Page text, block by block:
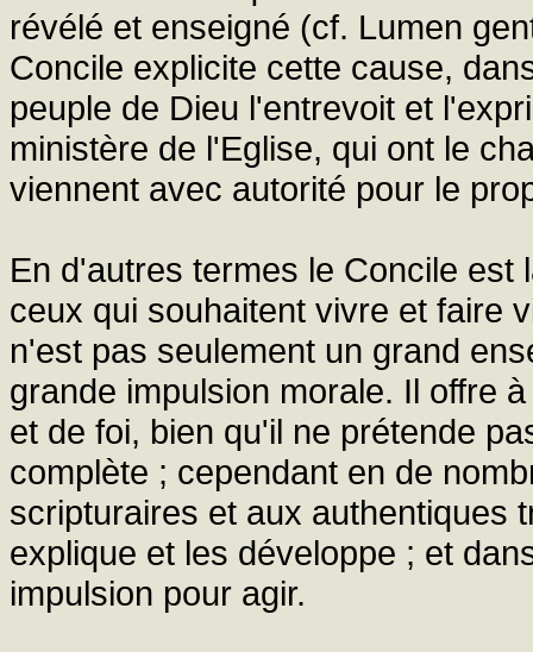
révélé et enseigné (cf. Lumen
Concile explicite cette cause,
peuple de Dieu l'entrevoit et
ministère de l'Eglise, qui ont le
viennent avec autorité pour le
En d'autres termes le Concile
ceux qui souhaitent vivre et faire
n'est pas seulement un grand
grande impulsion morale. Il offre
et de foi, bien qu'il ne prétende
complète ; cependant en de
scripturaires et aux authentiques
explique et les développe ; et
impulsion pour agir.